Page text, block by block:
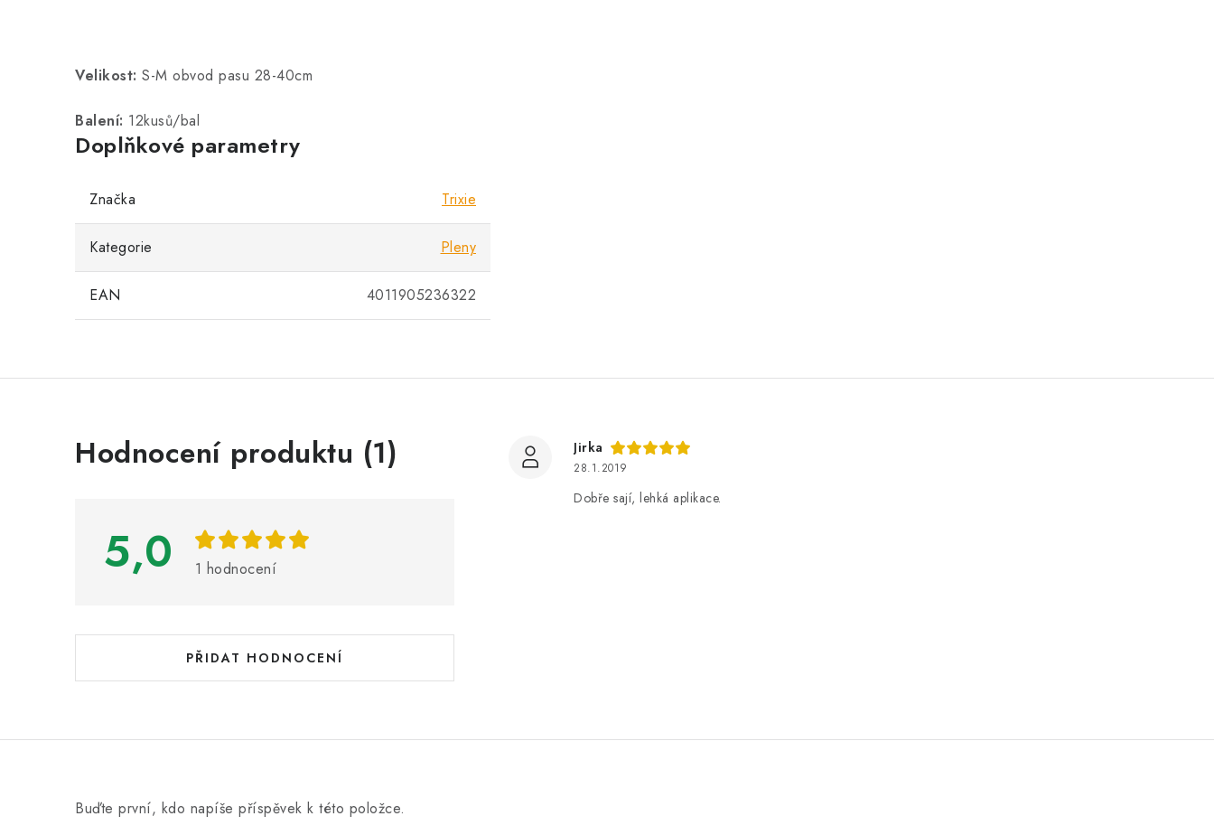
Velikost: S-M obvod pasu 28-40cm
Balení: 12kusů/bal
Doplňkové parametry
Značka Trixie
Kategorie Pleny
EAN 4011905236322
Hodnocení produktu (1)
5,0 1 hodnocení
PŘIDAT HODNOCENÍ
V
o
n
c
n
Jirka
28.1.2019
Dobře sají, lehká aplikace.
Buďte první, kdo napíše příspěvek k této položce.